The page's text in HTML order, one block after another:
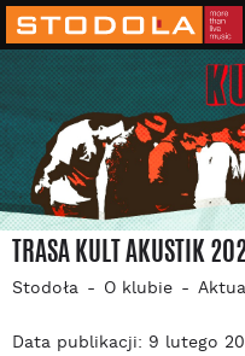
TRASA KULT AKUSTIK
Stodoła O klubie
Data publikacji: 9 lutego